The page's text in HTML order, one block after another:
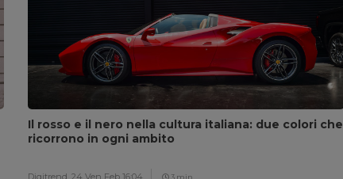
Il rosso e il nero nella cultura italiana: due colori che
ricorrono in ogni ambito
Digitrend, 24 Ven Feb 16:04 3 min